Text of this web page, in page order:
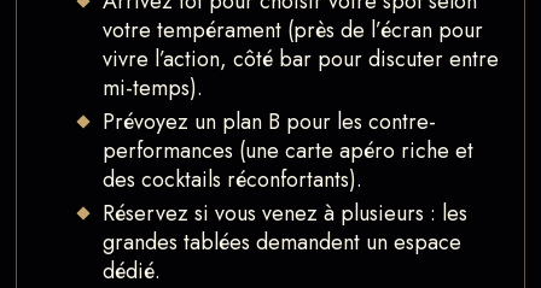
votre tempérament (près de l’écran pour
vivre l’action, côté bar pour discuter entre
mi-temps).
Prévoyez un plan B pour les contre-
performances (une carte apéro riche et
des cocktails réconfortants).
Réservez si vous venez à plusieurs : les
grandes tablées demandent un espace
dédié.